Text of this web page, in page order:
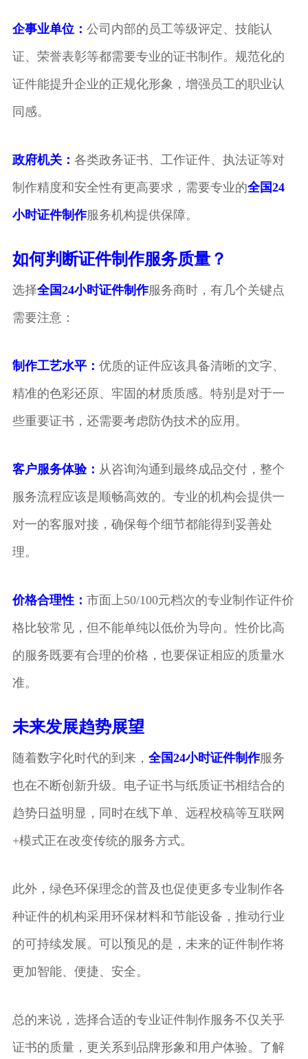
企事业单位： 公司内部的员工等级评定、技能认
证、荣誉表彰等都需要专业的证书制作。规范化的
证件能提升企业的正规化形象，增强员工的职业认
同感。
政府机关： 各类政务证书、工作证件、执法证等对
制作精度和安全性有更高要求，需要专业的全国24
小时证件制作服务机构提供保障。
如何判断证件制作服务质量？
选择全国24小时证件制作服务商时，有几个关键点
需要注意：
制作工艺水平： 优质的证件应该具备清晰的文字、
精准的色彩还原、牢固的材质质感。特别是对于一
些重要证书，还需要考虑防伪技术的应用。
客户服务体验： 从咨询沟通到最终成品交付，整个
服务流程应该是顺畅高效的。专业的机构会提供一
对一的客服对接，确保每个细节都能得到妥善处
理。
价格合理性： 市面上50/100元档次的专业制作证件价
格比较常见，但不能单纯以低价为导向。性价比高
的服务既要有合理的价格，也要保证相应的质量水
准。
未来发展趋势展望
随着数字化时代的到来， 全国24小时证件制作服务
也在不断创新升级。电子证书与纸质证书相结合的
趋势日益明显，同时在线下单、远程校稿等互联网
+模式正在改变传统的服务方式。
此外，绿色环保理念的普及也促使更多专业制作各
种证件的机构采用环保材料和节能设备，推动行业
的可持续发展。可以预见的是，未来的证件制作将
更加智能、便捷、安全。
总的来说，选择合适的专业证件制作服务不仅关乎
证书的质量，更关系到品牌形象和用户体验。了解